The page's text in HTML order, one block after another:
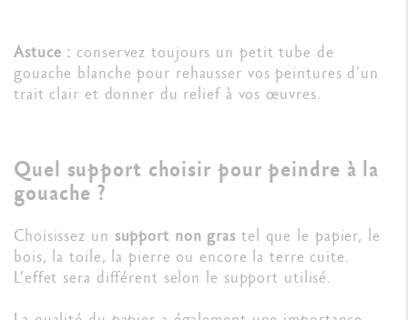
Astuce : conservez toujours un petit tube de
gouache blanche pour rehausser vos peintures d’un
trait clair et donner du relief à vos œuvres.
Quel support choisir pour peindre à la
gouache ?
Choisissez un support non gras tel que le papier, le
bois, la toile, la pierre ou encore la terre cuite.
L’effet sera différent selon le support utilisé.